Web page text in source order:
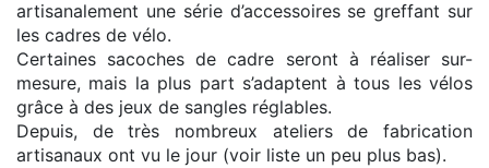
artisanalement une série d’accessoires se greffant sur
les cadres de vélo.
Certaines sacoches de cadre seront à réaliser sur-
mesure, mais la plus part s’adaptent à tous les vélos
grâce à des jeux de sangles réglables.
Depuis, de très nombreux ateliers de fabrication
artisanaux ont vu le jour (voir liste un peu plus bas).